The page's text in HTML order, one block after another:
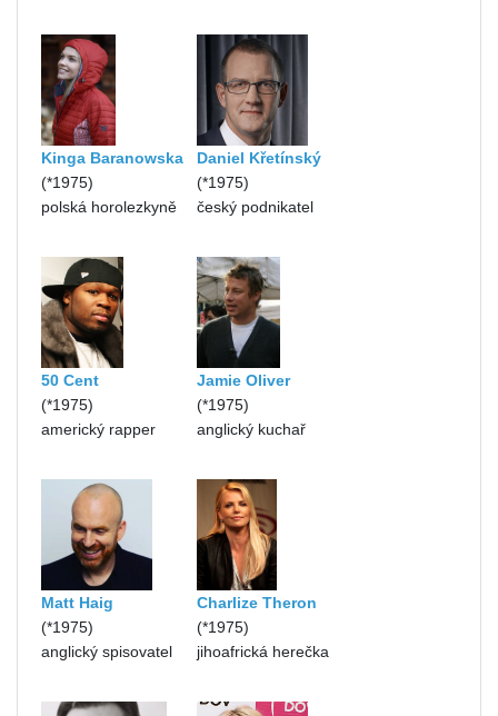
Kinga Baranowska
(*1975)
polská horolezkyně
Daniel Křetínský
(*1975)
český podnikatel
50 Cent
(*1975)
americký rapper
Jamie Oliver
(*1975)
anglický kuchař
Matt Haig
(*1975)
anglický spisovatel
Charlize Theron
(*1975)
jihoafrická herečka